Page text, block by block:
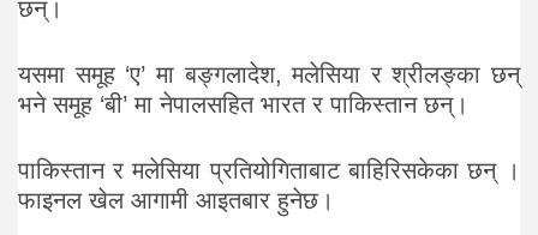
छन्।
यसमा समूह ‘ए’ मा बङ्गलादेश, मलेसिया र श्रीलङ्का छन्
भने समूह ‘बी’ मा नेपालसहित भारत र पाकिस्तान छन्।
पाकिस्तान र मलेसिया प्रतियोगिताबाट बाहिरिसकेका छन् ।
फाइनल खेल आगामी आइतबार हुनेछ।